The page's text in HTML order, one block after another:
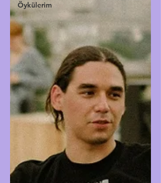
Öykülerim